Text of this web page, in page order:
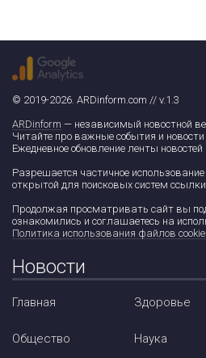
© 2019-2026. ARDinform.com // v.1.3
ARDinform — независимый новостной
Читайте про важные события и
Ежедневное обновление ленты новостей
Разрешается частичное
открытой для поисковых систем
Продолжая просматривать сайт вы
ознакомились и соглашаетесь на
Политика использования файлов
Новости
Главная
Общество
Здоровье
Наука